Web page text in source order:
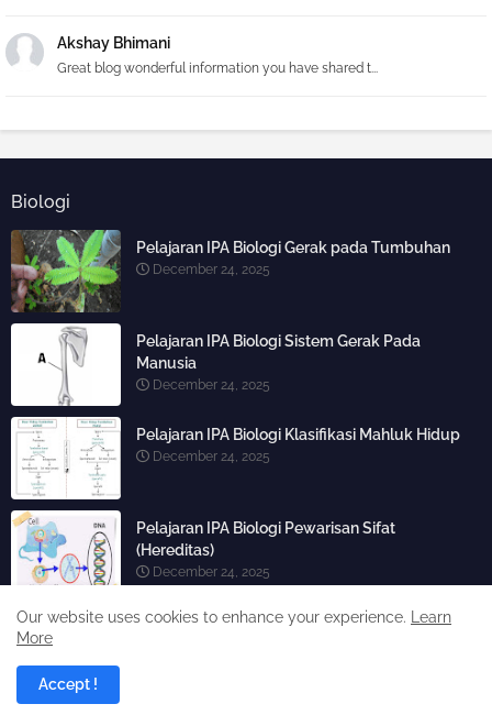
Akshay Bhimani
Great blog wonderful information you have shared t...
Biologi
Pelajaran IPA Biologi Gerak pada Tumbuhan
December 24, 2025
Pelajaran IPA Biologi Sistem Gerak Pada
Manusia
December 24, 2025
Pelajaran IPA Biologi Klasifikasi Mahluk Hidup
December 24, 2025
Pelajaran IPA Biologi Pewarisan Sifat
(Hereditas)
December 24, 2025
Labels
Our website uses cookies to enhance your experience.
Learn
More
Accept !